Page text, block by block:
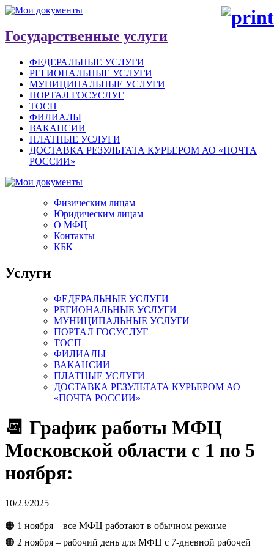
Государственные услуги
ФЕДЕРАЛЬНЫЕ УСЛУГИ
РЕГИОНАЛЬНЫЕ УСЛУГИ
МУНИЦИПАЛЬНЫЕ УСЛУГИ
ПОРТАЛ ГОСУСЛУГ
ТОСП
ФИЛИАЛЫ
ВАКАНСИИ
ПЛАТНЫЕ УСЛУГИ
ДОСТАВКА РЕЗУЛЬТАТА КУРЬЕРОМ АО «ПОЧТА
РОССИИ»
Физическим лицам
Юридическим лицам
О МФЦ
Контакты
КБК
Услуги
ФЕДЕРАЛЬНЫЕ УСЛУГИ
РЕГИОНАЛЬНЫЕ УСЛУГИ
МУНИЦИПАЛЬНЫЕ УСЛУГИ
ПОРТАЛ ГОСУСЛУГ
ТОСП
ФИЛИАЛЫ
ВАКАНСИИ
ПЛАТНЫЕ УСЛУГИ
ДОСТАВКА РЕЗУЛЬТАТА КУРЬЕРОМ АО
«ПОЧТА РОССИИ»
📆 График работы МФЦ
Московской области с 1 по 5
ноября:
10/23/2025
🟠 1 ноября – все МФЦ работают в обычном режиме
🟠 2 ноября – рабочий день для МФЦ с 7-дневной рабочей